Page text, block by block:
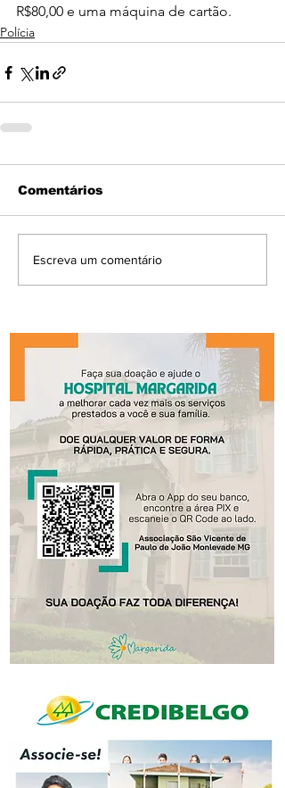
R$80,00 e uma máquina de cartão.
Polícia
Comentários
Escreva um comentário